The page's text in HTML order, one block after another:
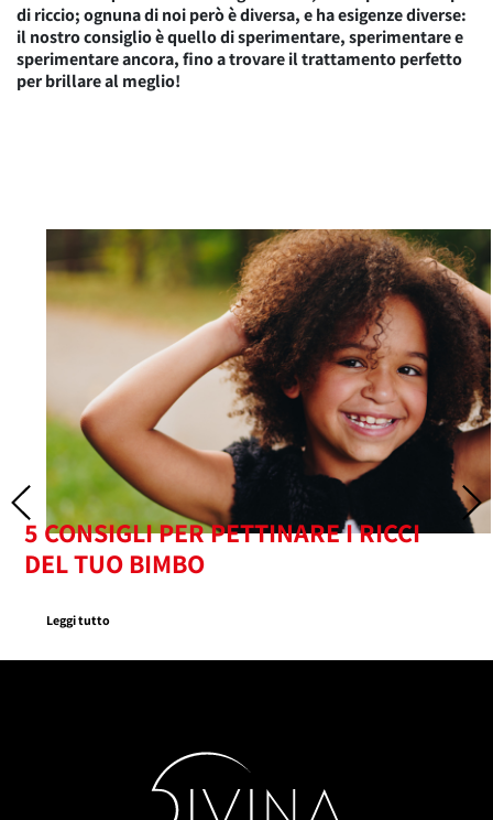
di riccio; ognuna di noi però è diversa, e ha esigenze diverse:
il nostro consiglio è quello di sperimentare, sperimentare e
sperimentare ancora, fino a trovare il trattamento perfetto
per brillare al meglio!
5 CONSIGLI PER PETTINARE I RICCI
DEL TUO BIMBO
Leggi tutto